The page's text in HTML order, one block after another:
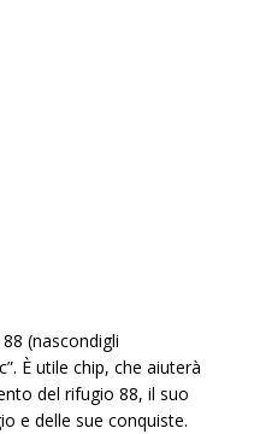
(nascondigli
È utile chip, che aiuterà
del rifugio 88, il suo
e delle sue conquiste.